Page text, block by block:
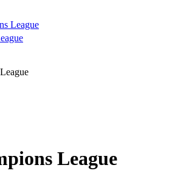
League
League